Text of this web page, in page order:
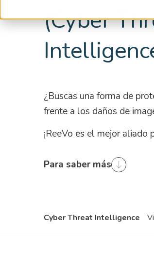
(Cyber
¿Buscas una forma de
frente a los daños de
¡ReeVo es el mejor aliado
Para saber más
Cyber Threat Intelligence